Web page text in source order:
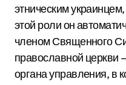
этническим
этой роли он
членом Священного
православной церкви
органа управления, в